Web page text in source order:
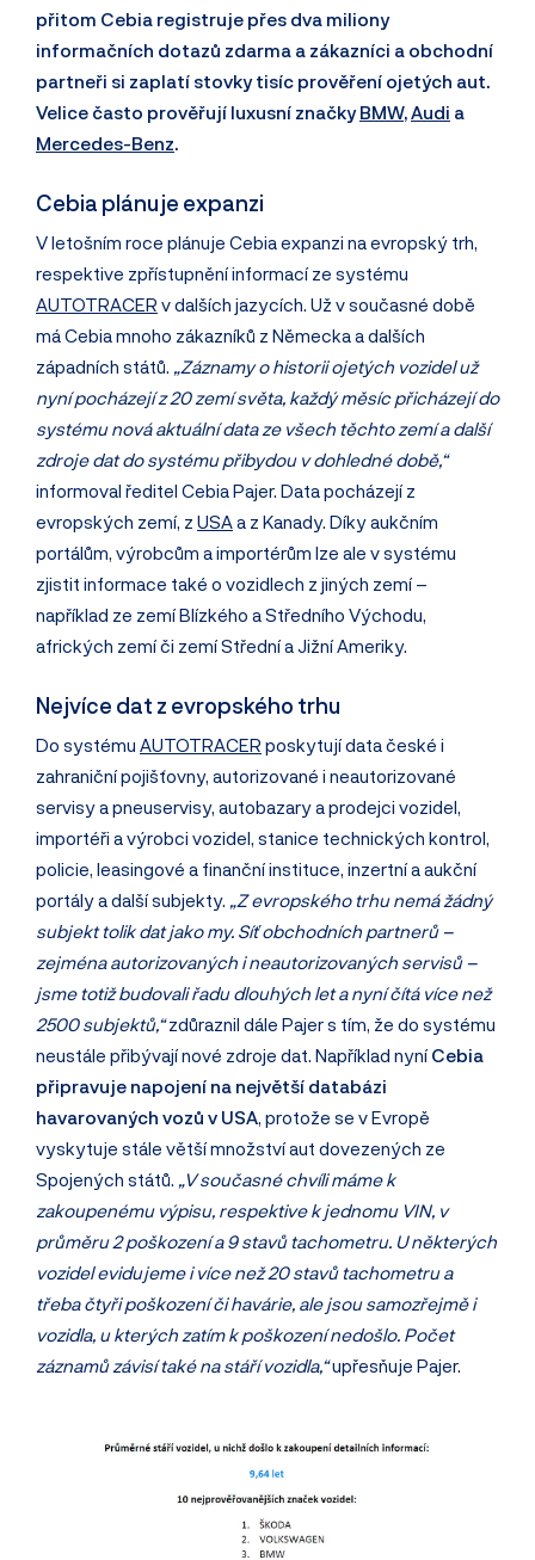
přitom Cebia registruje přes dva miliony
informačních dotazů zdarma a zákazníci a obchodní
partneři si zaplatí stovky tisíc prověření ojetých aut.
Velice často prověřují luxusní značkyBMW,Audi a
Mercedes-Benz.
Cebia plánuje expanzi
V letošním roce plánuje Cebia expanzi na evropský trh,
respektive zpřístupnění informací ze systému
AUTOTRACER v dalších jazycích. Už v současné době
má Cebia mnoho zákazníků z Německa a dalších
západních států. „Záznamy o historii ojetých vozidel už
nyní pocházejí z 20 zemí světa, každý měsíc přicházejí do
systému nová aktuální data ze všech těchto zemí a další
zdroje dat do systému přibydou v dohledné době,“
informoval ředitel Cebia Pajer. Data pocházejí z
evropských zemí, z USAa z Kanady. Díky aukčním
portálům, výrobcům a importérům lze ale v systému
zjistit informace také o vozidlech z jiných zemí –
například ze zemí Blízkého a Středního Východu,
afrických zemí či zemí Střední a Jižní Ameriky.
Nejvíce dat z evropského trhu
Do systému AUTOTRACER poskytují data české i
zahraniční pojišťovny, autorizované i neautorizované
servisy a pneuservisy, autobazary a prodejci vozidel,
importéři a výrobci vozidel, stanice technických kontrol,
policie, leasingové a finanční instituce, inzertní a aukční
portály a další subjekty. „Z evropského trhu nemá žádný
subjekt tolik dat jako my. Síť obchodních partnerů –
zejména autorizovaných i neautorizovaných servisů –
jsme totiž budovali řadu dlouhých let a nyní čítá více než
2500 subjektů,“zdůraznil dále Pajer s tím, že do systému
neustále přibývají nové zdroje dat. Například nyníCebia
připravuje napojení na největší databázi
havarovaných vozů v USA, protože se v Evropě
vyskytuje stále větší množství aut dovezených ze
Spojených států. „V současné chvíli máme k
zakoupenému výpisu, respektive k jednomu VIN, v
průměru 2 poškození a 9 stavů tachometru. U některých
vozidel evidujeme i více než 20 stavů tachometru a
třeba čtyři poškození či havárie, ale jsou samozřejmě i
vozidla, u kterých zatím k poškození nedošlo. Počet
záznamů závisí také na stáří vozidla,“upřesňuje Pajer.